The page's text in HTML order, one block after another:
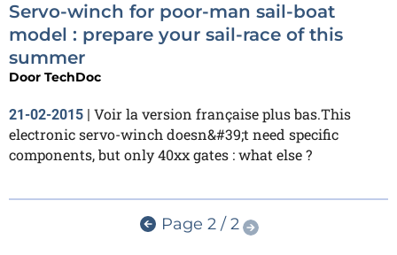
Servo-winch for poor-man sail-boat
model : prepare your sail-race of this
summer
Door TechDoc
21-02-2015 | Voir la version française plus bas.This
electronic servo-winch doesn&#39;t need specific
components, but only 40xx gates : what else ?
Page 2 / 2